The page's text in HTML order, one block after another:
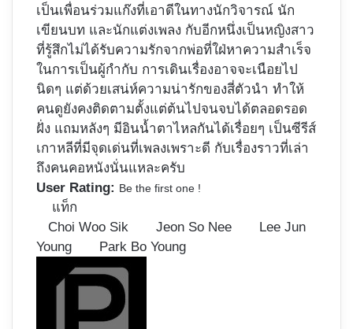
เป็นเพื่อนร่วมแก๊งที่เอาดีในทางนักวิจารณ์ นัก
เขียนบท และนักแต่งเพลง กับอีกหนึ่งเป็นหญิงสาว
ที่รู้สึกไม่ได้รับความรักจากพ่อที่ใฝ่หาความสำเร็จ
ในการเป็นผู้กำกับ การเดินเรื่องอาจจะเนือยไป
นิดๆ แต่ด้วยเสน่ห์ความน่ารักของสี่ตัวนำ ทำให้
คนดูยังคงติดตามตั้งแต่ต้นไปจนจบได้ตลอดรอด
ฝั่ง แถมหลังๆ มีอินน้ำตาไหลกันได้เรื่อยๆ เป็นซีรีส์
เกาหลีที่มีจุดเด่นที่เพลงเพราะดี กับเรื่องราวที่เล่า
ถึงคนคอหนังนั่นแหละครับ
User Rating: Be the first one !
แท็ก
Choi Woo Sik
Jeon So Nee
Lee Jun
Young
Park Bo Young